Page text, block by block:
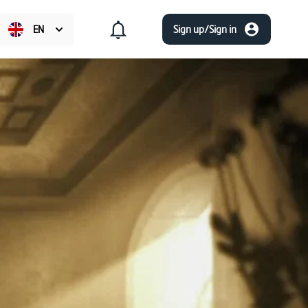
EN Sign up/Sign in